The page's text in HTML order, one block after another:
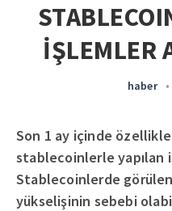
İŞLEMLER
haber •
Son 1 ay içinde
stablecoinlerle yapılan
Stablecoinlerde
yükselişinin sebebi